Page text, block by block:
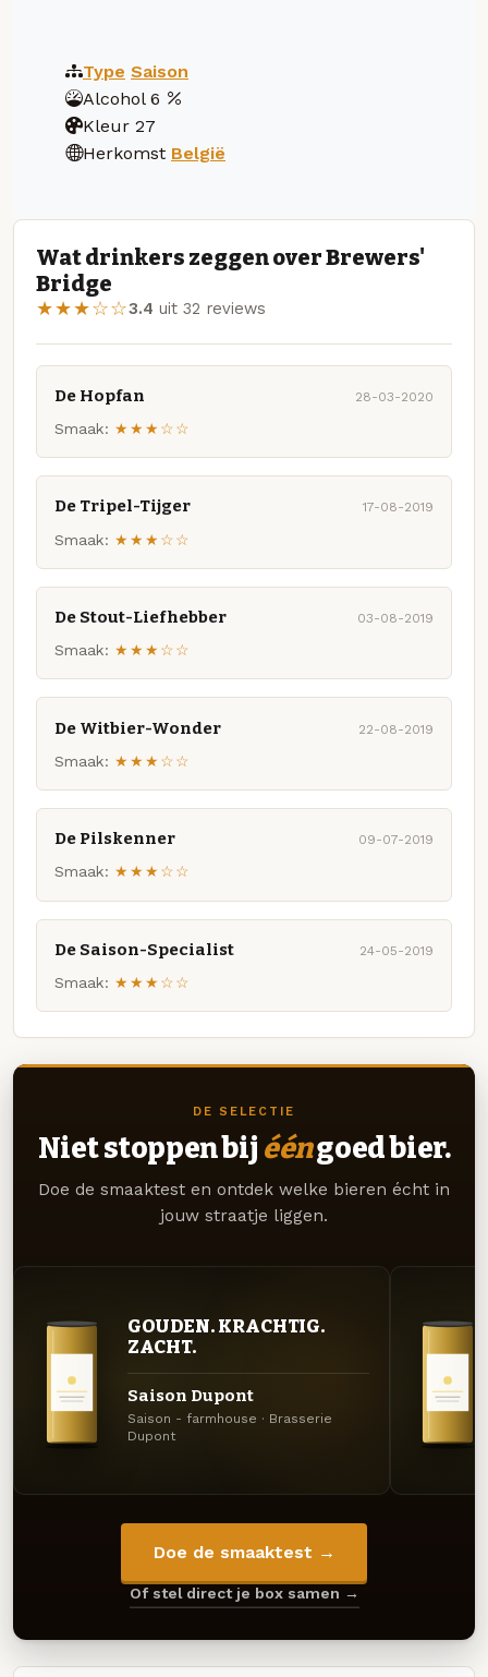
Type Saison
Alcohol 6
Kleur 27
Herkomst België
Wat drinkers zeggen over Brewers'
Bridge
★★★☆☆3.4 uit 32 reviews
De Hopfan 28-03-2020
Smaak: ★★★☆☆
De Tripel-Tijger 17-08-2019
Smaak: ★★★☆☆
De Stout-Liefhebber 03-08-2019
Smaak: ★★★☆☆
De Witbier-Wonder 22-08-2019
Smaak: ★★★☆☆
De Pilskenner 09-07-2019
Smaak: ★★★☆☆
De Saison-Specialist 24-05-2019
Smaak: ★★★☆☆
DE SELECTIE
Niet stoppen bij ééngoed bier.
Doe de smaaktest en ontdek welke bieren écht in
jouw straatje liggen.
GOUDEN. KRACHTIG.
ZACHT.
Saison Dupont
Saison - farmhouse · Brasserie
Dupont
Doe de smaaktest →
Of stel direct je box samen →